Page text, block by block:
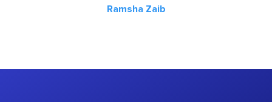
Ramsha Zaib